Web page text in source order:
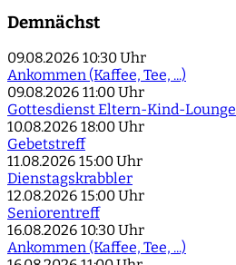
Demnächst
09.08.2026 10:30 Uhr
Ankommen (Kaffee, Tee, ...)
09.08.2026 11:00 Uhr
Gottesdienst Eltern-Kind-Lounge
10.08.2026 18:00 Uhr
Gebetstreff
11.08.2026 15:00 Uhr
Dienstagskrabbler
12.08.2026 15:00 Uhr
Seniorentreff
16.08.2026 10:30 Uhr
Ankommen (Kaffee, Tee, ...)